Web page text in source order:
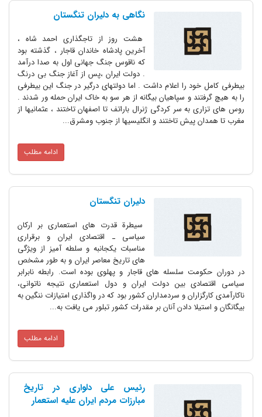
نگاهی به دلیران تنگستان
هشت روز از تاجگذاری احمد شاه ،
آخرین پادشاه خاندان قاجار ، گذشته بود
که ناقوس جنگ جهانی اول به صدا درآمد
. دولت ایران ،پس از آغاز جنگ بی درنگ
بیطرفی کامل خود را اعلام داشت . اما دولتهای درگیر در جنگ این بیطرفی
را به هیچ گرفتند و سپاهیان بیگانه از هر سو به خاک ایران حمله ور شدند .
روس های تزاری به سر کردگی ژنرال باراتف تا اصفهان تاختند ، عثمانیها از
مغرب تا همدان پیش تاختند و انگلیسیها از جنوب ومشرق...
ادامه مطلب
دلیران تنگستان
سیطرة قدرت های استعماری بر ارکان
سیاسی ـ اقتصادی ایران و برقراری
مناسبات یکجانبه و سلطه آمیز از ویژگی
های تاریخ معاصر ایران و به طور مشخص
در دوران حکومت سلسله های قاجار و پهلوی بوده است. رابطه نابرابر
سیاسی اقتصادی بین دولت ایران و دول استعماری نتیجه ناتوانی،
ناکارآمدی کارگزاران و سردمداران کشور بود که در واگذاری امتیازات ننگین به
بیگانگان و استیلا دادن آنان بر مقدرات کشور تبلور می یافت به...
ادامه مطلب
رئیس علی دلواری در تاریخ
مبارزات مردم ایران علیه استعمار